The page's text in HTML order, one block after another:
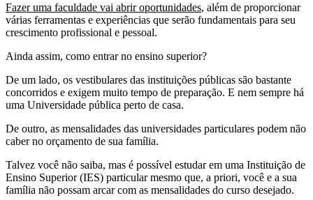
Fazer uma faculdade vai abrir oportunidades, além de proporcionar
várias ferramentas e experiências que serão fundamentais para seu
crescimento profissional e pessoal.
Ainda assim, como entrar no ensino superior?
De um lado, os vestibulares das instituições públicas são bastante
concorridos e exigem muito tempo de preparação. E nem sempre há
uma Universidade pública perto de casa.
De outro, as mensalidades das universidades particulares podem não
caber no orçamento de sua família.
Talvez você não saiba, mas é possível estudar em uma Instituição de
Ensino Superior (IES) particular mesmo que, a priori, você e a sua
família não possam arcar com as mensalidades do curso desejado.